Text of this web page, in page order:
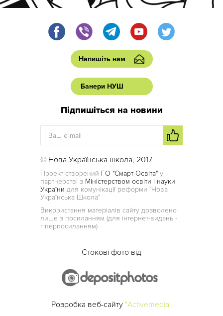
Напишіть нам
Банери НУШ
Підпишіться на новини
© Нова Українська школа, 2017
Проект створений ГО "Смарт Освіта" у
партнерстві з Міністерством освіти і науки
України для комунікації реформи "Нова
Українська Школа"
Використання матеріалів сайту дозволено
лише з посиланням (для інтернет-видань -
гіперпосиланням)
Стокові фото від
Розробка веб-сайту "Activemedia"